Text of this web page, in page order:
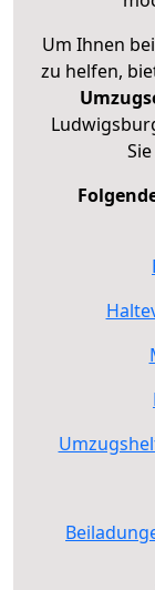
Um Ihnen
zu helfen,